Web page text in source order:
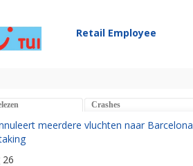
Retail Employee
Crashes
meerdere vluchten naar Barcelona
26